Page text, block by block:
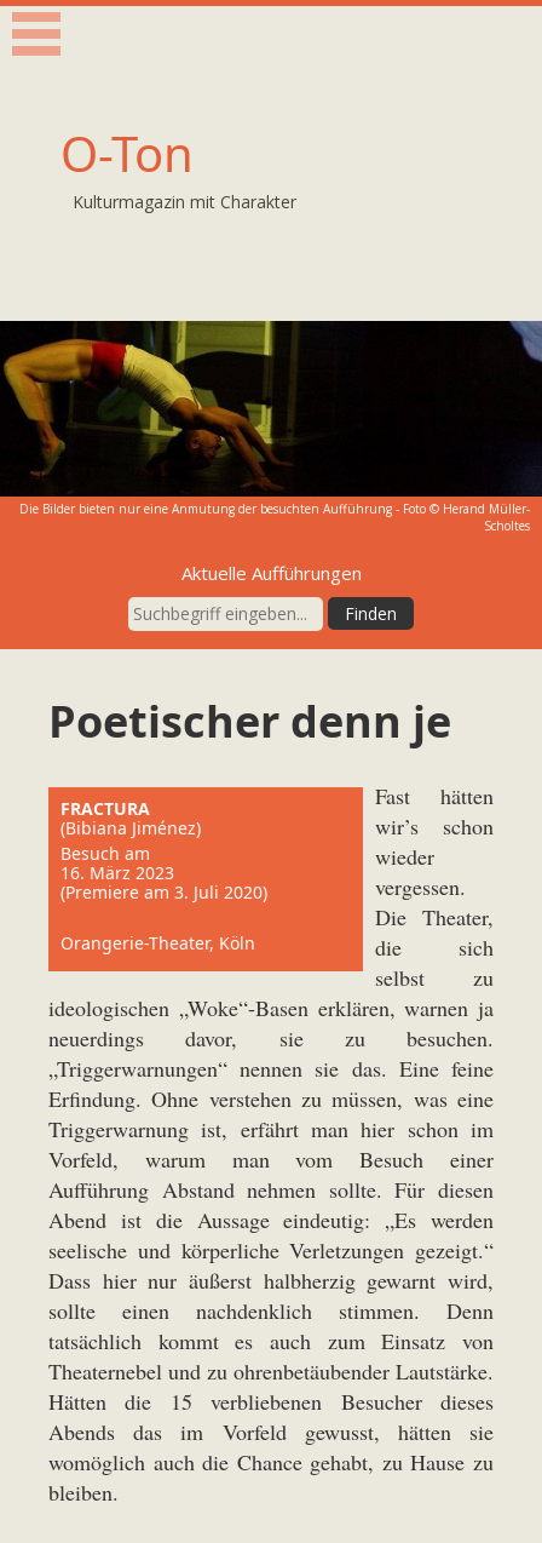
O-Ton
Kulturmagazin mit Charakter
Die Bilder bieten nur eine Anmutung der besuchten Aufführung - Foto © Herand Müller-
Scholtes
Aktuelle Aufführungen
Poetischer denn je
FRACTURA
(Bibiana Jiménez)
Besuch am
16. März 2023
(Premiere am 3. Juli 2020)
Orangerie-Theater, Köln
Fast hätten
wir’s schon
wieder
vergessen.
Die Theater,
die sich
selbst zu
ideologischen „Woke“-Basen erklären, warnen ja
neuerdings davor, sie zu besuchen.
„Triggerwarnungen“ nennen sie das. Eine feine
Erfindung. Ohne verstehen zu müssen, was eine
Triggerwarnung ist, erfährt man hier schon im
Vorfeld, warum man vom Besuch einer
Aufführung Abstand nehmen sollte. Für diesen
Abend ist die Aussage eindeutig: „Es werden
seelische und körperliche Verletzungen gezeigt.“
Dass hier nur äußerst halbherzig gewarnt wird,
sollte einen nachdenklich stimmen. Denn
tatsächlich kommt es auch zum Einsatz von
Theaternebel und zu ohrenbetäubender Lautstärke.
Hätten die 15 verbliebenen Besucher dieses
Abends das im Vorfeld gewusst, hätten sie
womöglich auch die Chance gehabt, zu Hause zu
bleiben.